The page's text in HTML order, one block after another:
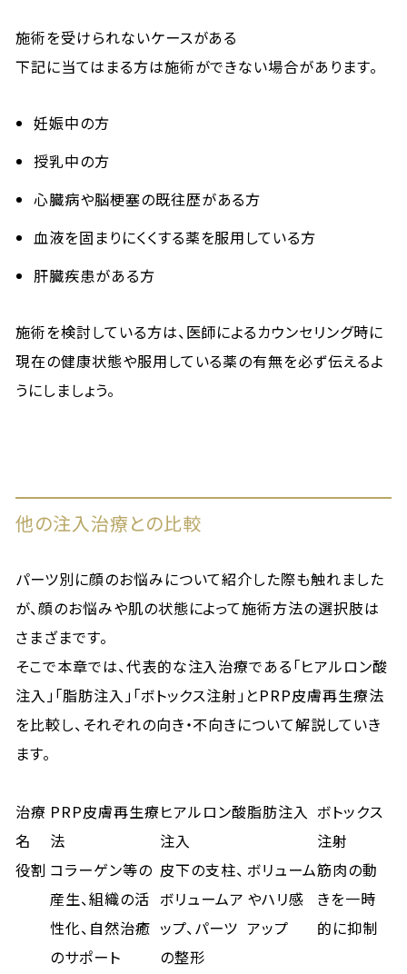
施術を受けられないケースがある
下記に当てはまる方は施術ができない場合があります。
妊娠中の方
授乳中の方
心臓病や脳梗塞の既往歴がある方
血液を固まりにくくする薬を服用している方
肝臓疾患がある方
施術を検討している方は、医師によるカウンセリング時に
現在の健康状態や服用している薬の有無を必ず伝えるよ
うにしましょう。
他の注入治療との比較
パーツ別に顔のお悩みについて紹介した際も触れました
が、顔のお悩みや肌の状態によって施術方法の選択肢は
さまざまです。
そこで本章では、代表的な注入治療である「ヒアルロン酸
注入」「脂肪注入」「ボトックス注射」とPRP皮膚再生療法
を比較し、それぞれの向き・不向きについて解説していき
ます。
治療
名
PRP皮膚再生療
法
ヒアルロン酸
注入
脂肪注入 ボトックス
注射
役割 コラーゲン等の
産生、組織の活
性化、自然治癒
のサポート
皮下の支柱、
ボリュームア
ップ、パーツ
の整形
ボリューム
やハリ感
アップ
筋肉の動
きを一時
的に抑制